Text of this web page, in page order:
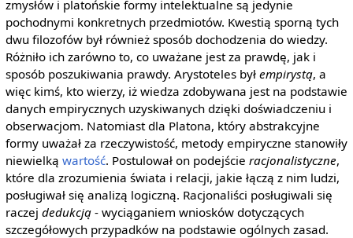
zmysłów i platońskie formy intelektualne są jedynie
pochodnymi konkretnych przedmiotów. Kwestią sporną tych
dwu filozofów był również sposób dochodzenia do wiedzy.
Różniło ich zarówno to, co uważane jest za prawdę, jak i
sposób poszukiwania prawdy. Arystoteles był empirystą, a
więc kimś, kto wierzy, iż wiedza zdobywana jest na podstawie
danych empirycznych uzyskiwanych dzięki doświadczeniu i
obserwacjom. Natomiast dla Platona, który abstrakcyjne
formy uważał za rzeczywistość, metody empiryczne stanowiły
niewielką wartość. Postulował on podejście racjonalistyczne,
które dla zrozumienia świata i relacji, jakie łączą z nim ludzi,
posługiwał się analizą logiczną. Racjonaliści posługiwali się
raczej dedukcją- wyciąganiem wniosków dotyczących
szczegółowych przypadków na podstawie ogólnych zasad.